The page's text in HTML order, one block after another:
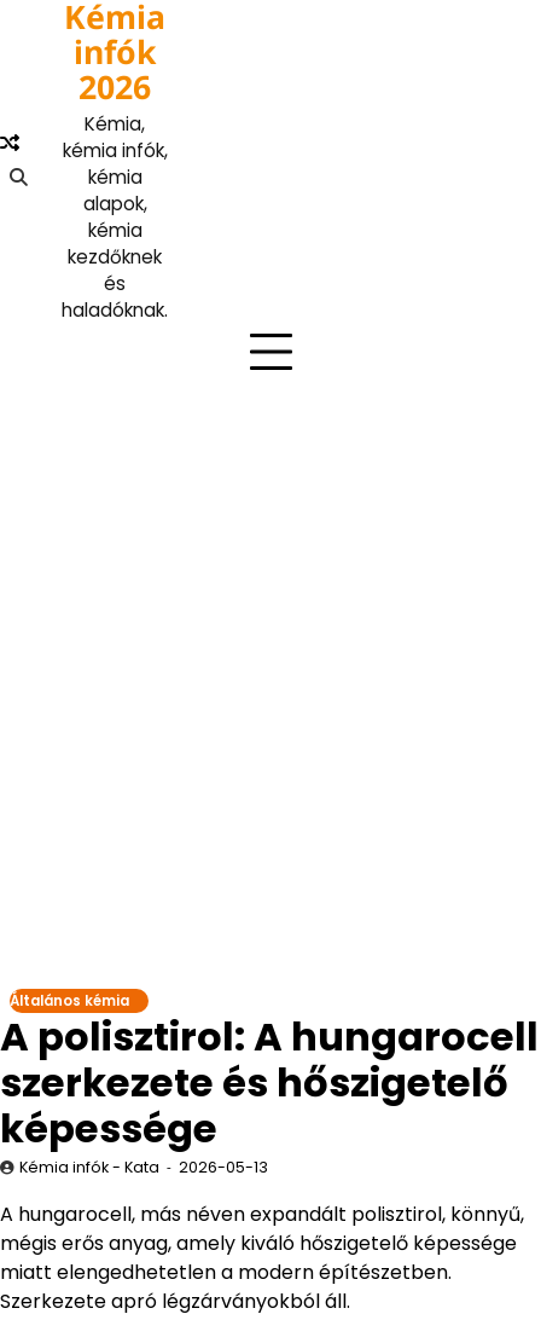
Kémia
infók
2026
Kémia,
kémia infók,
kémia
alapok,
kémia
kezdőknek
és
haladóknak.
Általános kémia
A polisztirol: A hungarocell
szerkezete és hőszigetelő
képessége
Kémia infók - Kata 2026-05-13
A hungarocell, más néven expandált polisztirol, könnyű,
mégis erős anyag, amely kiváló hőszigetelő képessége
miatt elengedhetetlen a modern építészetben.
Szerkezete apró légzárványokból áll.